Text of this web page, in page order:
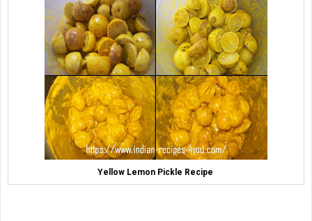
Yellow Lemon Pickle Recipe